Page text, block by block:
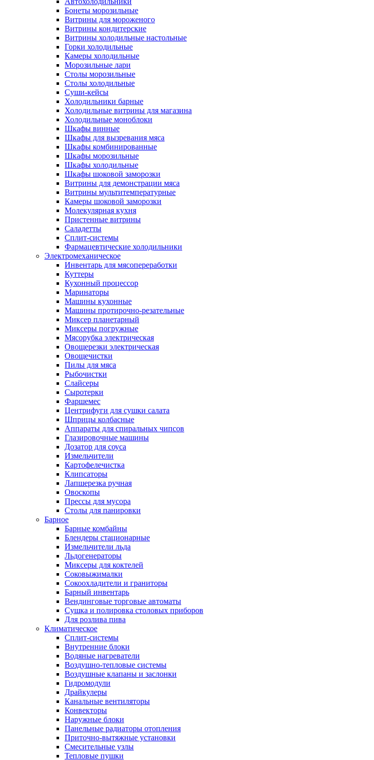
Бонеты морозильные
Витрины для мороженого
Витрины кондитерские
Витрины холодильные настольные
Горки холодильные
Камеры холодильные
Морозильные лари
Столы морозильные
Столы холодильные
Суши-кейсы
Холодильники барные
Холодильные витрины для магазина
Холодильные моноблоки
Шкафы винные
Шкафы для вызревания мяса
Шкафы комбинированные
Шкафы морозильные
Шкафы холодильные
Шкафы шоковой заморозки
Витрины для демонстрации мяса
Витрины мультитемпературные
Камеры шоковой заморозки
Молекулярная кухня
Пристенные витрины
Саладетты
Сплит-системы
Фармацевтические холодильники
Электромеханическое
Инвентарь для мясопереработки
Куттеры
Кухонный процессор
Маринаторы
Машины кухонные
Машины протирочно-резательные
Миксер планетарный
Миксеры погружные
Мясорубка электрическая
Овощерезки электрическая
Овощечистки
Пилы для мяса
Рыбочистки
Слайсеры
Сыротерки
Фаршемес
Центрифуги для сушки салата
Шприцы колбасные
Аппараты для спиральных чипсов
Глазировочные машины
Дозатор для соуса
Измельчители
Картофелечистка
Клипсаторы
Лапшерезка ручная
Овоскопы
Прессы для мусора
Столы для панировки
Барное
Барные комбайны
Блендеры стационарные
Измельчители льда
Льдогенераторы
Миксеры для коктелей
Соковыжималки
Сокоохладители и граниторы
Барный инвентарь
Вендинговые торговые автоматы
Сушка и полировка столовых приборов
Для розлива пива
Климатическое
Сплит-системы
Внутренние блоки
Водяные нагреватели
Воздушно-тепловые системы
Воздушные клапаны и заслонки
Гидромодули
Драйкулеры
Канальные вентиляторы
Конвекторы
Наружные блоки
Панельные радиаторы отопления
Приточно-вытяжные установки
Смесительные узлы
Тепловые пушки